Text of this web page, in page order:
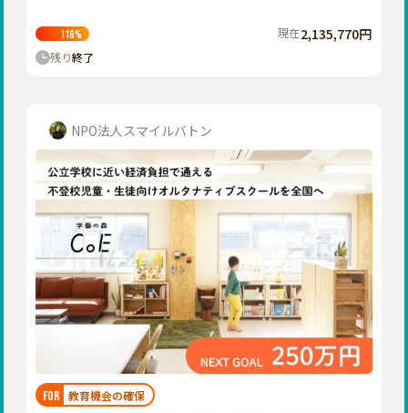
神奈川
福井
山梨
長野
岐阜
静岡
愛知
近畿
三重
滋賀
118% 現在2,135,770円
残り終了
NPO法人スマイルバトン
FOR 教育機会の確保